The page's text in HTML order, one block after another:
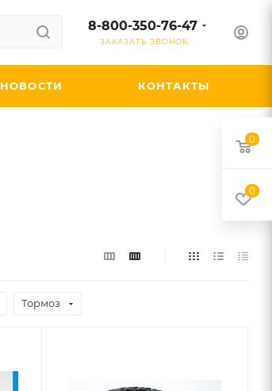
8-800-350-76-47
ЗАКАЗАТЬ ЗВОНОК
НОВОСТИ КОНТАКТЫ
Тормоз
0
0